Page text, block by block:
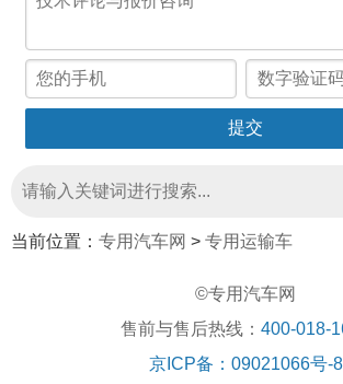
当前位置： 专用汽车网 > 专用运输车
©专用汽车网
售前与售后热线： 400-018-
京ICP备：09021066号-8